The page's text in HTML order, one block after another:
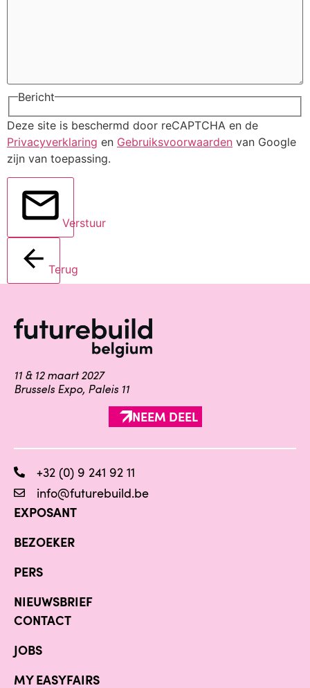
Bericht
Deze site is beschermd door reCAPTCHA en de
Privacyverklaring en Gebruiksvoorwaarden van Google
zijn van toepassing.
Verstuur
Terug
11 & 12 maart 2027
Brussels Expo, Paleis 11
NEEM DEEL
+32 (0) 9 241 92 11
info@futurebuild.be
EXPOSANT
BEZOEKER
PERS
NIEUWSBRIEF
CONTACT
JOBS
MY EASYFAIRS